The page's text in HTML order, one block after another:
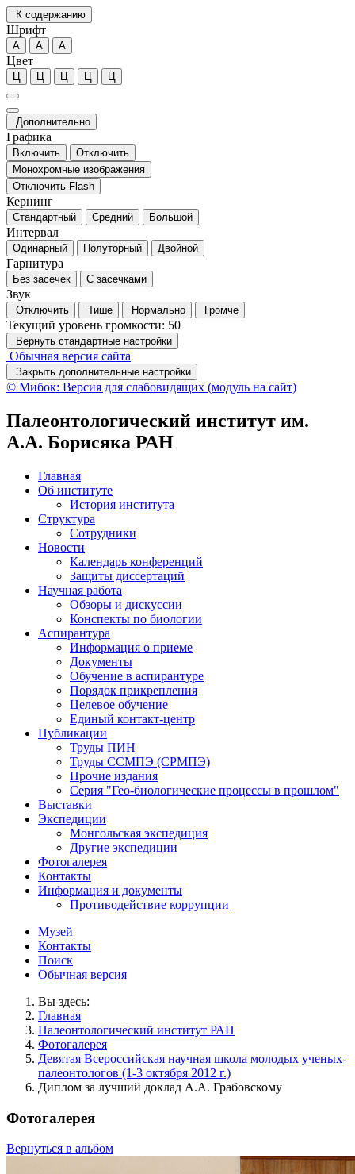
К содержанию
Шрифт
А А А
Цвет
Ц Ц Ц Ц Ц
Дополнительно
Графика
Включить
Отключить
Монохромные изображения
Отключить Flash
Кернинг
Стандартный Средний Большой
Интервал
Одинарный Полуторный Двойной
Гарнитура
Без засечек С засечками
Звук
Отключить Тише Нормально Громче
Текущий уровень громкости: 50
Вернуть стандартные настройки
Обычная версия сайта
Закрыть дополнительные настройки
© Мибок: Версия для слабовидящих (модуль на сайт)
Палеонтологический институт им.
А.А. Борисяка РАН
Главная
Об институте
История института
Структура
Сотрудники
Новости
Календарь конференций
Защиты диссертаций
Научная работа
Обзоры и дискуссии
Конспекты по биологии
Аспирантура
Информация о приеме
Документы
Обучение в аспирантуре
Порядок прикрепления
Целевое обучение
Единый контакт-центр
Публикации
Труды ПИН
Труды ССМПЭ (СРМПЭ)
Прочие издания
Серия "Гео-биологические процессы в прошлом"
Выставки
Экспедиции
Монгольская экспедиция
Другие экспедиции
Фотогалерея
Контакты
Информация и документы
Противодействие коррупции
Музей
Контакты
Поиск
Обычная версия
Вы здесь:
Главная
Палеонтологический институт РАН
Фотогалерея
Девятая Всероссийская научная школа молодых ученых-
палеонтологов (1-3 октября 2012 г.)
Диплом за лучший доклад А.А. Грабовскому
Фотогалерея
Вернуться в альбом